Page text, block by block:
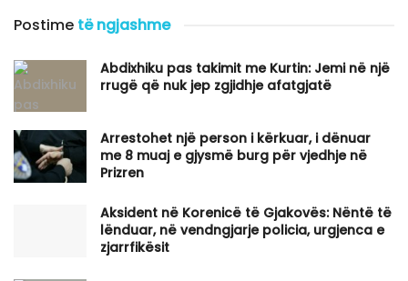
Postime të ngjashme
Abdixhiku pas takimit me Kurtin: Jemi në një
rrugë që nuk jep zgjidhje afatgjatë
Arrestohet një person i kërkuar, i dënuar
me 8 muaj e gjysmë burg për vjedhje në
Prizren
Aksident në Korenicë të Gjakovës: Nëntë të
lënduar, në vendngjarje policia, urgjenca e
zjarrfikësit